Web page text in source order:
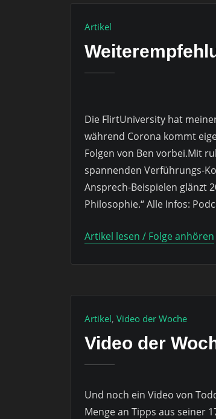
Artikel
Die FlirtUniversity hat
während Corona kommt
Folgen von Ben vorbei.Mit
spannenden Verführungs-
Ansprech-Beispielen glänzt
Philosophie.“ Alle Infos:
Artikel lesen / Folge anhören
Artikel, Video der Woche
Video der
Und noch ein Video von
Menge an Tipps aus seiner